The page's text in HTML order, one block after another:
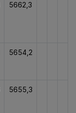
5662,3
5654,2
5655,3